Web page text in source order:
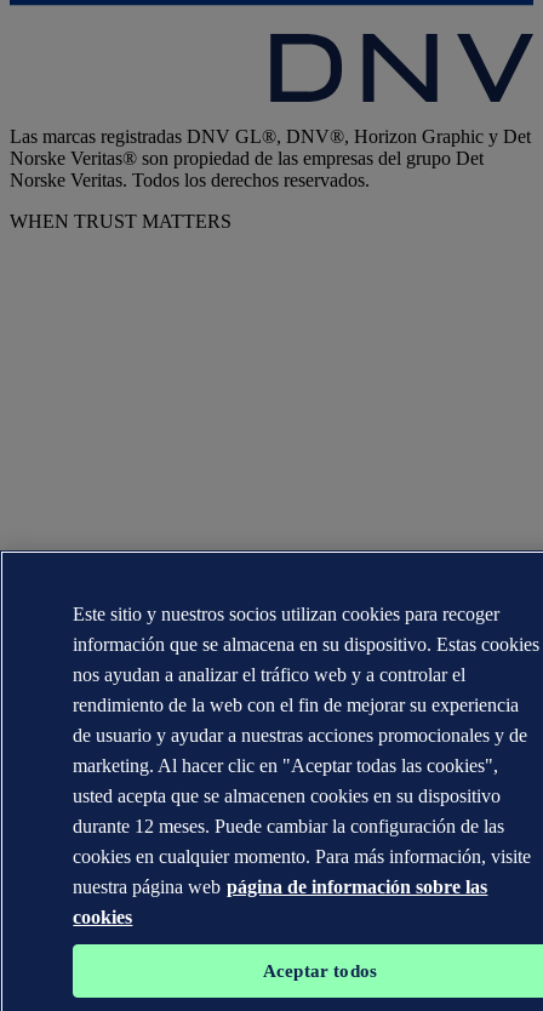
Las marcas registradas DNV GL®, DNV®, Horizon Graphic y Det
Norske Veritas® son propiedad de las empresas del grupo Det
Norske Veritas. Todos los derechos reservados.
WHEN TRUST MATTERS
Este sitio y nuestros socios utilizan cookies para recoger
información que se almacena en su dispositivo. Estas cookies
nos ayudan a analizar el tráfico web y a controlar el
rendimiento de la web con el fin de mejorar su experiencia
de usuario y ayudar a nuestras acciones promocionales y de
marketing. Al hacer clic en "Aceptar todas las cookies",
usted acepta que se almacenen cookies en su dispositivo
durante 12 meses. Puede cambiar la configuración de las
cookies en cualquier momento. Para más información, visite
nuestra página web página de información sobre las
cookies
Aceptar todos